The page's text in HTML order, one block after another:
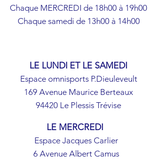
Chaque MERCREDI de 18h00 à 19h00
Chaque samedi de 13h00 à 14h00
LE MERCREDI
Espace Jacques Carlier
6 Avenue Albert Camus
LE LUNDI ET LE SAMEDI
Espace omnisports P.Dieuleveult
169 Avenue Maurice Berteaux
94420 Le Plessis Trévise